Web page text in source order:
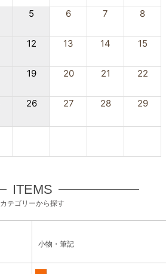
5 6 7 8
12 13 14 15
19 20 21 22
26 27 28 29
ITEMS
カテゴリーから探す
小物・筆記